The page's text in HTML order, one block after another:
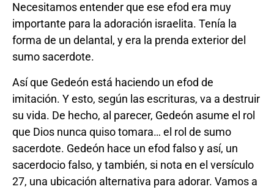
Necesitamos entender que ese efod era muy
importante para la adoración israelita. Tenía la
forma de un delantal, y era la prenda exterior del
sumo sacerdote.
Así que Gedeón está haciendo un efod de
imitación. Y esto, según las escrituras, va a destruir
su vida. De hecho, al parecer, Gedeón asume el rol
que Dios nunca quiso tomara… el rol de sumo
sacerdote. Gedeón hace un efod falso y así, un
sacerdocio falso, y también, si nota en el versículo
27, una ubicación alternativa para adorar. Vamos a